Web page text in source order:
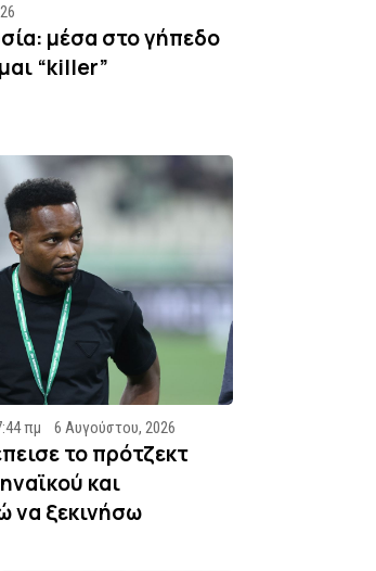
μέσα στο γήπεδο
“killer”
πμ 6 Αυγούστου, 2026
το πρότζεκτ
και
να ξεκινήσω